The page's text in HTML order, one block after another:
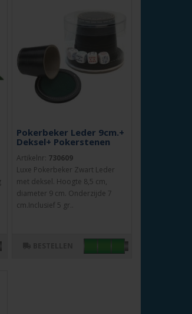
Pokerbeker Leder 9cm.+
Deksel+ Pokerstenen
Artikelnr: 730609
Luxe Pokerbeker Zwart Leder
met deksel. Hoogte 8,5 cm,
diameter 9 cm. Onderzijde 7
cm.Inclusief 5 gr..